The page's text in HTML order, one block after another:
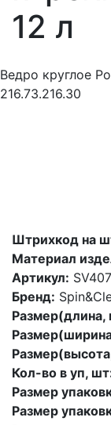
12 л
Ведро круглое
216.73.216.30
Штрихкод на
Материал
Артикул:
Бренд:
Размер(длина,
Кол-во в уп,
Размер
Размер